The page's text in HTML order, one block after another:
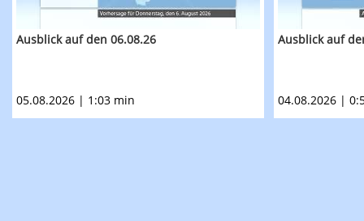
Ausblick auf den 06.08.26
05.08.2026 | 1:03 min
Ausblick auf
04.08.2026 |